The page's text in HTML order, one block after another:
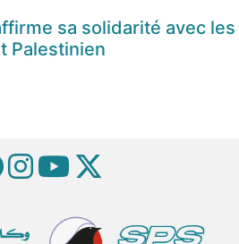
sa solidarité avec les
Palestinien